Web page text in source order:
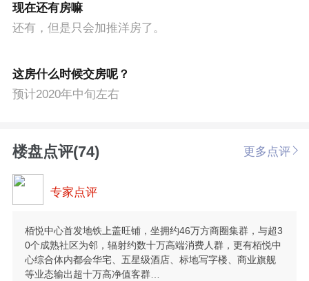
现在还有房嘛
还有，但是只会加推洋房了。
这房什么时候交房呢？
预计2020年中旬左右
楼盘点评(74) 更多点评
专家点评
栢悦中心首发地铁上盖旺铺，坐拥约46万方商圈集群，与超3
0个成熟社区为邻，辐射约数十万高端消费人群，更有栢悦中
心综合体内都会华宅、五星级酒店、标地写字楼、商业旗舰
等业态输出超十万高净值客群…